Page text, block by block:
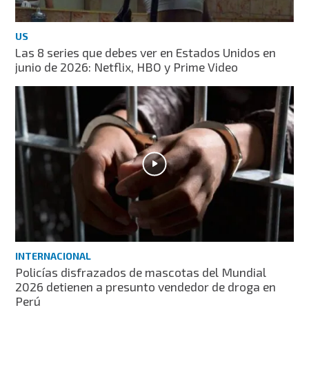
US
Las 8 series que debes ver en Estados Unidos en
junio de 2026: Netflix, HBO y Prime Video
INTERNACIONAL
Policías disfrazados de mascotas del Mundial
2026 detienen a presunto vendedor de droga en
Perú